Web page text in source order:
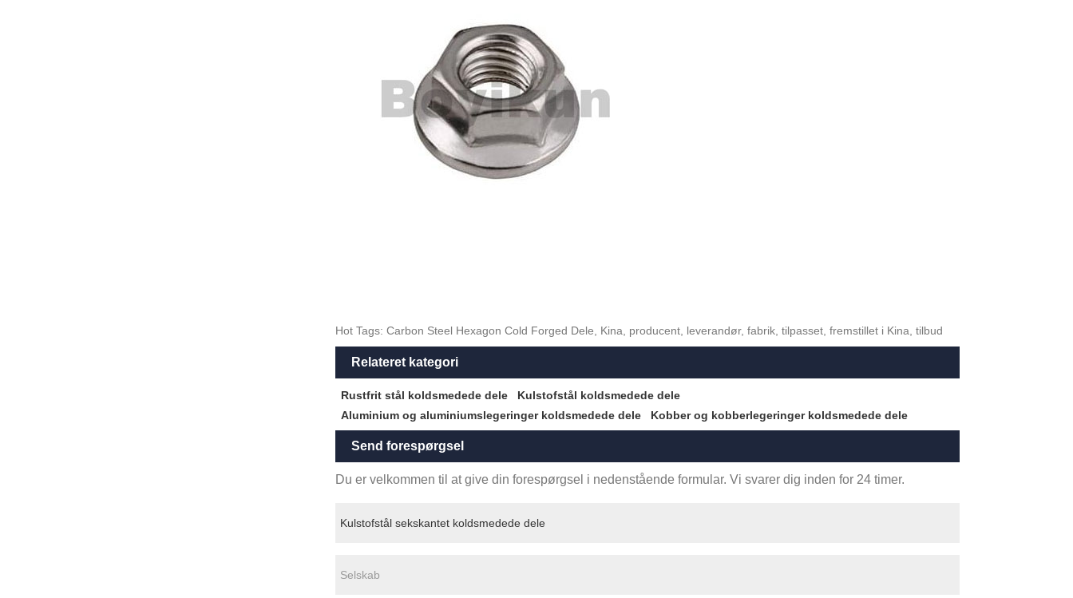
Hot Tags: Carbon Steel Hexagon Cold Forged Dele, Kina, producent, leverandør, fabrik, tilpasset, fremstillet i Kina, tilbud
Relateret kategori
Rustfrit stål koldsmedede dele
Kulstofstål koldsmedede dele
Aluminium og aluminiumslegeringer koldsmedede dele
Kobber og kobberlegeringer koldsmedede dele
Send forespørgsel
Du er velkommen til at give din forespørgsel i nedenstående formular. Vi svarer dig inden for 24 timer.